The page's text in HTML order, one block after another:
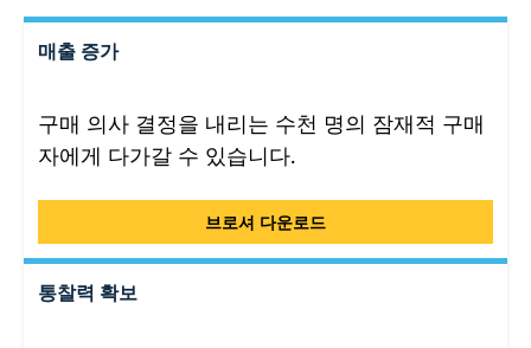
매출 증가
구매 의사 결정을 내리는 수천 명의 잠재적 구매
자에게 다가갈 수 있습니다.
브로셔 다운로드
통찰력 확보